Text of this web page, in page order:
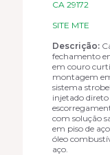
CA 29172
SITE MTE
Descrição:
fechamento
em couro
montagem
sistema
injetado
com solução
em piso de
óleo
aço.